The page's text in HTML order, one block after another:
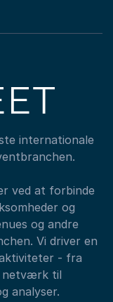
internationale
ved at forbinde
og
og andre
Vi driver en
- fra
netværk til
analyser.